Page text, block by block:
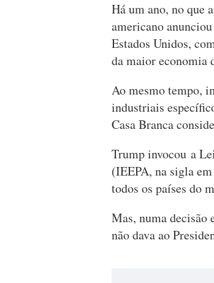
Há um ano, no que
americano
Estados Unidos,
da maior economia
Ao mesmo tempo,
industriais
Casa Branca
Trump invocou a
(IEEPA, na sigla
todos os países do
Mas, numa decisão
não dava ao